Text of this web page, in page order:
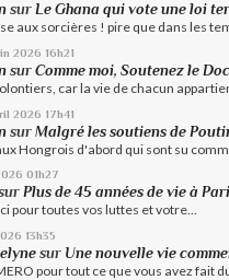
surLe Ghana qui vote une loi
aux sorcières ! pire que dans les
2026 16h21
surComme moi, Soutenez le
car la vie de chacun
2026 17h41
surMalgré les soutiens de
Hongrois d'abord qui sont su
01h27
Plus de 45 années de vie à
pour toutes vos luttes et votre...
13h35
sur Une nouvelle vie
pour tout ce que vous avez fait